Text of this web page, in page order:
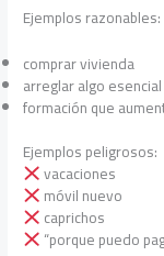
Ejemplos razonables:
comprar vivienda
arreglar algo
formación que
Ejemplos peligrosos:
vacaciones
móvil nuevo
caprichos
“porque puedo